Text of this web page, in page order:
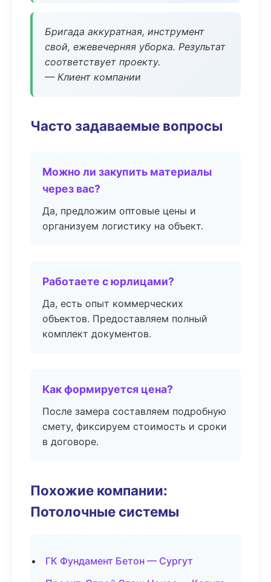
Бригада аккуратная, инструмент
свой, ежевечерняя уборка. Результат
соответствует проекту.
— Клиент компании
Часто задаваемые вопросы
Можно ли закупить материалы
через вас?
Да, предложим оптовые цены и
организуем логистику на объект.
Работаете с юрлицами?
Да, есть опыт коммерческих
объектов. Предоставляем полный
комплект документов.
Как формируется цена?
После замера составляем подробную
смету, фиксируем стоимость и сроки
в договоре.
Похожие компании:
Потолочные системы
ГК Фундамент Бетон — Сургут